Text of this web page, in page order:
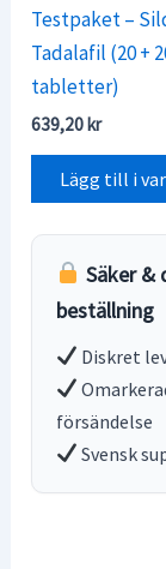
Testpaket –
Tadalafil (20 +
tabletter)
639,20kr
Lägg till i
Säker &
beställning
Diskret
försändelse
Svensk